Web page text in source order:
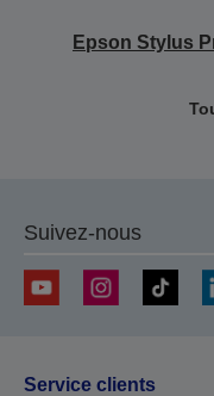
Epson Stylus
Suivez-nous
Service clients